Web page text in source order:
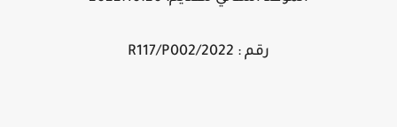
رقم : 2022/R117/P002